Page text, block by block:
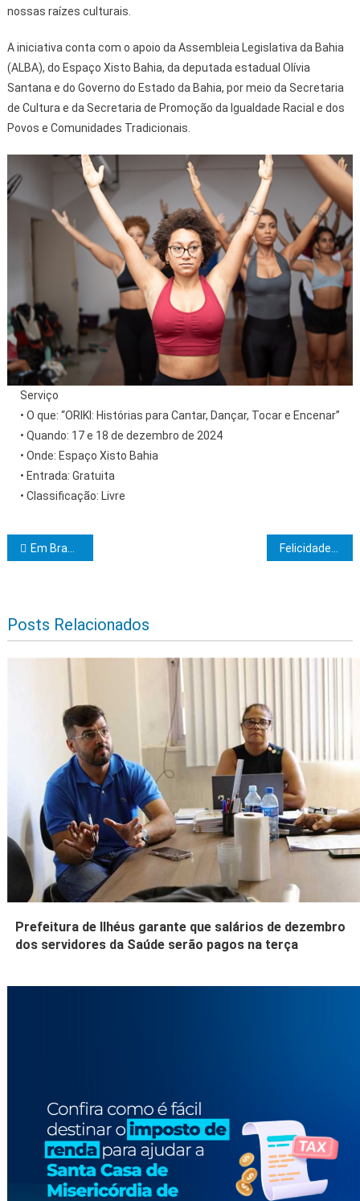
nossas raízes culturais.
A iniciativa conta com o apoio da Assembleia Legislativa da Bahia
(ALBA), do Espaço Xisto Bahia, da deputada estadual Olívia
Santana e do Governo do Estado da Bahia, por meio da Secretaria
de Cultura e da Secretaria de Promoção da Igualdade Racial e dos
Povos e Comunidades Tradicionais.
Serviço
• O que: “ORIKI: Histórias para Cantar, Dançar, Tocar e Encenar”
• Quando: 17 e 18 de dezembro de 2024
• Onde: Espaço Xisto Bahia
• Entrada: Gratuita
• Classificação: Livre
Navegação de Post
Em Brasília, prefeitos baianos pressionam para aprovar PEC do Refis Previdenciário dos municípios
Posts Relacionados
Prefeitura de Ilhéus garante que salários de dezembro
dos servidores da Saúde serão pagos na terça